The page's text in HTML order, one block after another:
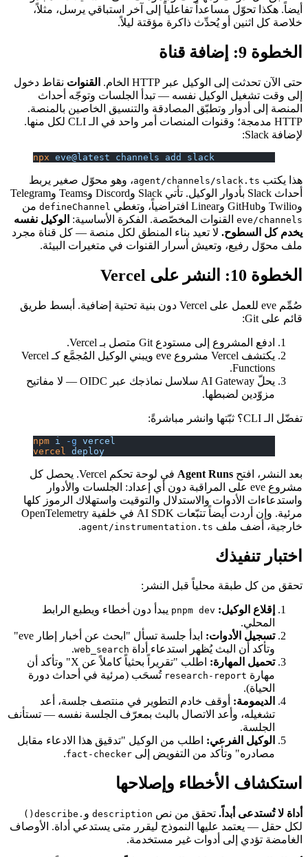
أيضاً. هكذا تحوّل مساعداً تفاعلياً إلى آخر استباقي يرسل، مثلاً،
خلاصة كل اثنين أو يُحدِّث ذاكرة مؤقتة ليلاً.
الخطوة 9: إضافة قناة
حتى الآن تحدثت إلى الوكيل عبر HTTP الخام. القنواتنقاط دخول
إلى وقت تشغيل الوكيل نفسه — تبدأ الجلسات وتوجّه أحداث
المنصة إلى أدوار وتطبّق المصادقة والتنسيق الخاصين بالمنصة.
HTTP مدمجة؛ وقنوات المنصات أمر واحد في الـ CLI لكل منها.
لإضافة Slack:
npx eve@latest channels add slack
هذا يكتبagent/channels/slack.ts، وهو محوّل صغير يربط
أحداث Slack بأدوار الوكيل. تأتي Slack وDiscord وTeams وTelegram
defineChannelمن
eve/channelsالقنوات المخصّصة. الفكرة الأساسية:الوكيل نفسه
يخدم كل السطوح.لا تعيد بناء المنطق لكل منصة — كل قناة مجرد
ملف محوّل رفيع، وتعيش أسرار القنوات في متغيرات البيئة.
الخطوة 10: النشر على Vercel
صُمِّم eve للعمل على Vercel دون بنية تحتية إضافية. أبسط طريق
قائم على Git:
ادفع المشروع إلى مستودع Git متصل بـ Vercel.
يكتشف Vercel مشروع eve ويبني الوكيل المُجمَّع كـ Vercel
Functions.
يحلّ AI Gateway سلاسل نماذجك عبر OIDC — لا مفاتيح
مزوّدين لضبطها.
تفضّل الـ CLI؟ ثبّتها وانشر مباشرةً:
npm i -g vercel
vercel deploy
بعد النشر، افتحAgent Runs
في لوحة تحكم Vercel. يحصل كل
مشروع eve على المراقبة دون أي إعداد: الجلسات والأدوار
واستدعاءات الأدوات والاستدلال والتوقيت واستهلاك الرموز كلها
مرئية. وإن أردت أيضاً تتبّعات AI SDK في خلفية OpenTelemetry
خارجية، أضف ملف agent/instrumentation.ts
.
اختبار تنفيذك
تحقق من كل طبقة محلياً قبل النشر:
إقلاع الوكيل: pnpm devيبدأ دون أخطاء ويطبع الرابط
المحلي.
تسجيل الأدوات:
ابدأ جلسة تسأل "ابحث عن أخبار إطار eve"
وتأكد أن البث يُظهر استدعاء أداةweb_search
.
تحميل المهارة:
اطلب "تقريراً بحثياً كاملاً عن X" وتأكد أن
مهارةresearch-reportتُسحَب (مرئية في أحداث دورة
الحياة).
الديمومة:أوقف خادم التطوير في منتصف جلسة، أعد
تشغيله، وأعد الاتصال بالبث بمعرّف الجلسة نفسه — تستأنف
الجلسة.
الوكيل الفرعي:اطلب من الوكيل "تدقيق هذا الادعاء مقابل
مصادره" وتأكد من التفويض إلى fact-checker
.
استكشاف الأخطاء وإصلاحها
أداة لا تُستدعى أبداً. تحقق من نص descriptionو .describe()
لكل حقل — يعتمد عليها النموذج ليقرر متى يستدعي أداة. الأوصاف
الغامضة تؤدي إلى أدوات غير مستخدمة.